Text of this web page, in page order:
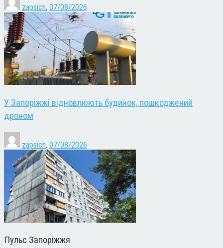
zapsich, 07/08/2026
У Запоріжжі відновлюють будинок, пошкоджений
дроном
zapsich, 07/08/2026
Пульс Запоріжжя